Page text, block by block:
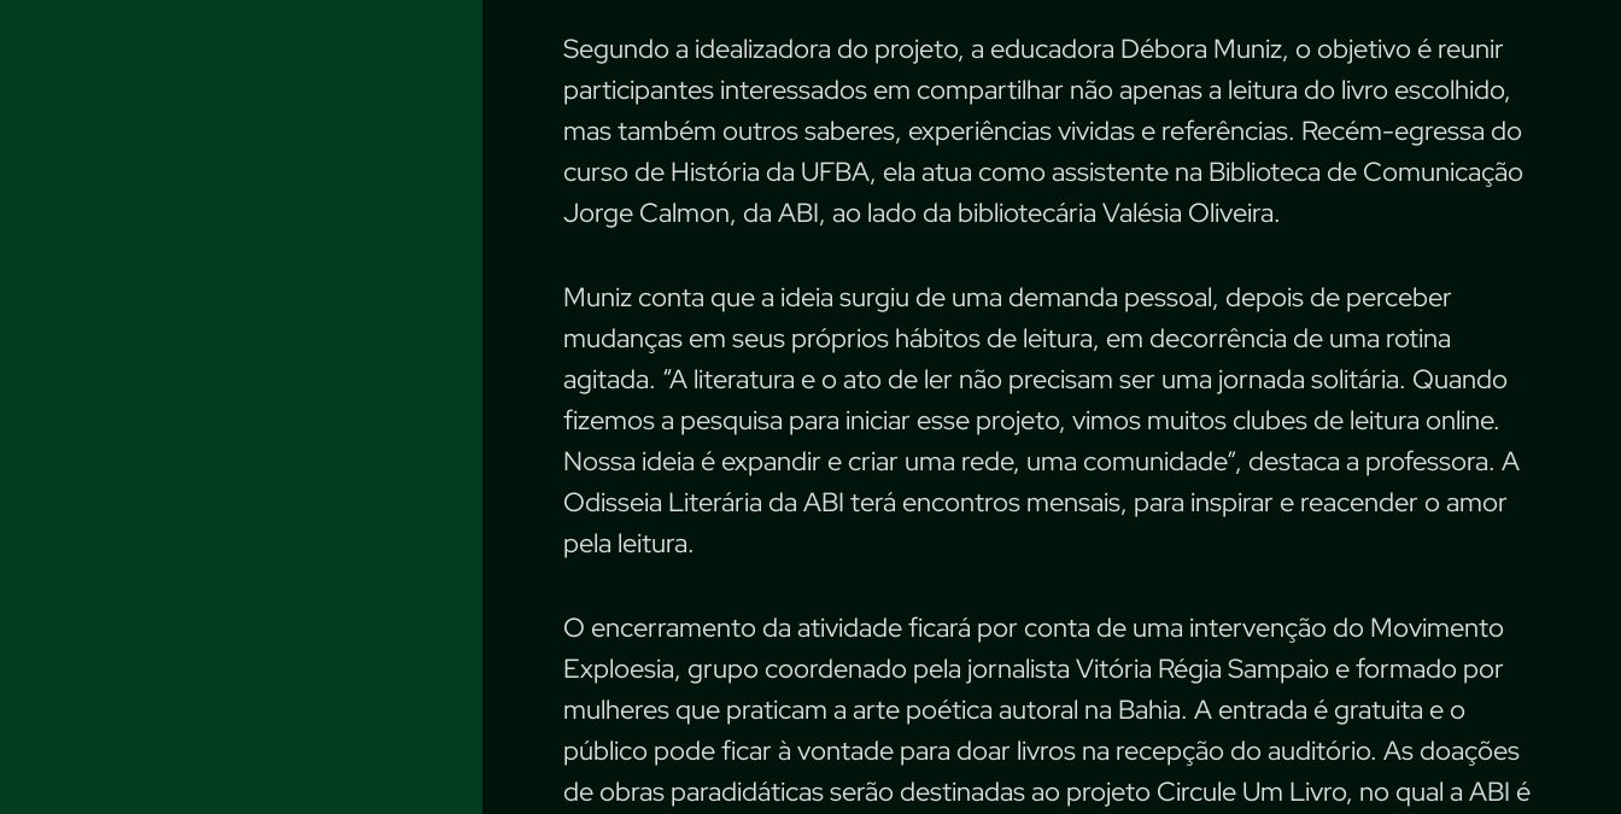
Segundo a idealizadora do projeto, a educadora Débora Muniz, o objetivo é reunir
participantes interessados em compartilhar não apenas a leitura do livro escolhido,
mas também outros saberes, experiências vividas e referências. Recém-egressa do
curso de História da UFBA, ela atua como assistente na Biblioteca de Comunicação
Jorge Calmon, da ABI, ao lado da bibliotecária Valésia Oliveira.
Muniz conta que a ideia surgiu de uma demanda pessoal, depois de perceber
mudanças em seus próprios hábitos de leitura, em decorrência de uma rotina
agitada. “A literatura e o ato de ler não precisam ser uma jornada solitária. Quando
fizemos a pesquisa para iniciar esse projeto, vimos muitos clubes de leitura online.
Nossa ideia é expandir e criar uma rede, uma comunidade”, destaca a professora. A
Odisseia Literária da ABI terá encontros mensais, para inspirar e reacender o amor
pela leitura.
O encerramento da atividade ficará por conta de uma intervenção do Movimento
Exploesia, grupo coordenado pela jornalista Vitória Régia Sampaio e formado por
mulheres que praticam a arte poética autoral na Bahia. A entrada é gratuita e o
público pode ficar à vontade para doar livros na recepção do auditório. As doações
de obras paradidáticas serão destinadas ao projeto Circule Um Livro, no qual a ABI é